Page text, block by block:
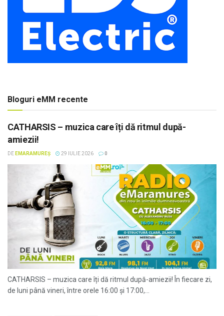
Bloguri eMM recente
CATHARSIS – muzica care îți dă ritmul după-
amiezii!
DE EMARAMUREȘ 29 IULIE 2026 0
CATHARSIS – muzica care îți dă ritmul după-amiezii! În fiecare zi,
de luni până vineri, între orele 16:00 și 17:00,...